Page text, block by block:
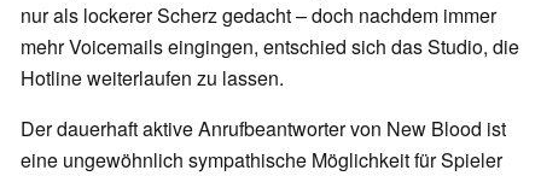
nur als lockerer Scherz gedacht – doch nachdem immer
mehr Voicemails eingingen, entschied sich das Studio, die
Hotline weiterlaufen zu lassen.
Der dauerhaft aktive Anrufbeantworter von New Blood ist
eine ungewöhnlich sympathische Möglichkeit für Spieler